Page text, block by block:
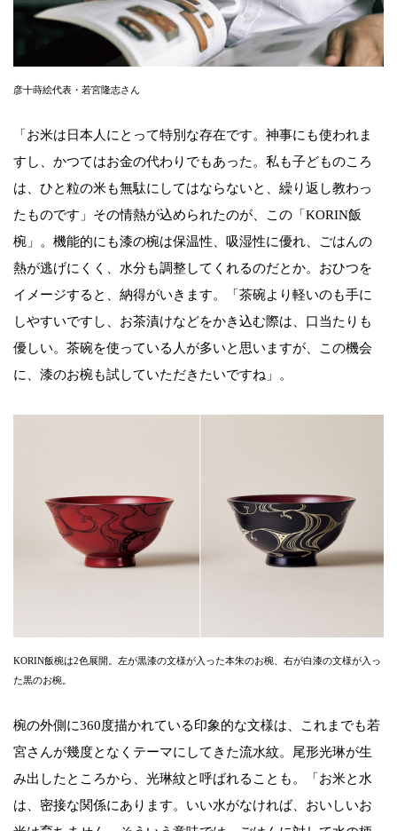
彦十蒔絵代表・若宮隆志さん
「お米は日本人にとって特別な存在です。神事にも使われま
すし、かつてはお金の代わりでもあった。私も子どものころ
は、ひと粒の米も無駄にしてはならないと、繰り返し教わっ
たものです」その情熱が込められたのが、この「KORIN飯
椀」。機能的にも漆の椀は保温性、吸湿性に優れ、ごはんの
熱が逃げにくく、水分も調整してくれるのだとか。おひつを
イメージすると、納得がいきます。「茶碗より軽いのも手に
しやすいですし、お茶漬けなどをかき込む際は、口当たりも
優しい。茶碗を使っている人が多いと思いますが、この機会
に、漆のお椀も試していただきたいですね」。
KORIN飯椀は2色展開。左が黒漆の文様が入った本朱のお椀、右が白漆の文様が入っ
た黒のお椀。
椀の外側に360度描かれている印象的な文様は、これまでも若
宮さんが幾度となくテーマにしてきた流水紋。尾形光琳が生
み出したところから、光琳紋と呼ばれることも。「お米と水
は、密接な関係にあります。いい水がなければ、おいしいお